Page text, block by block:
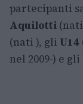
partecipanti
Aquilotti
(nati ), gli U14
nel 2009-) e gli